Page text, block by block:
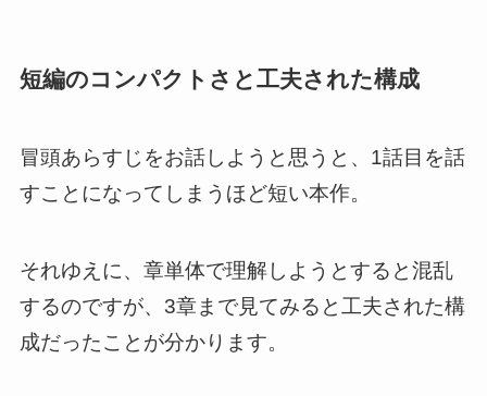
短編のコンパクトさと工夫された構成
冒頭あらすじをお話しようと思うと、1話目を話
すことになってしまうほど短い本作。
それゆえに、 章単体で理解しようとすると混乱
するのですが、3章まで見てみると工夫された構
成だったことが分かります。